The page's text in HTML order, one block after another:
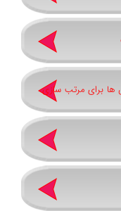
‌ها برای مرتب ‌سازی